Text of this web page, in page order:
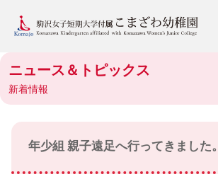
ニュース＆トピックス
新着情報
年少組 親子遠足へ行ってきました。